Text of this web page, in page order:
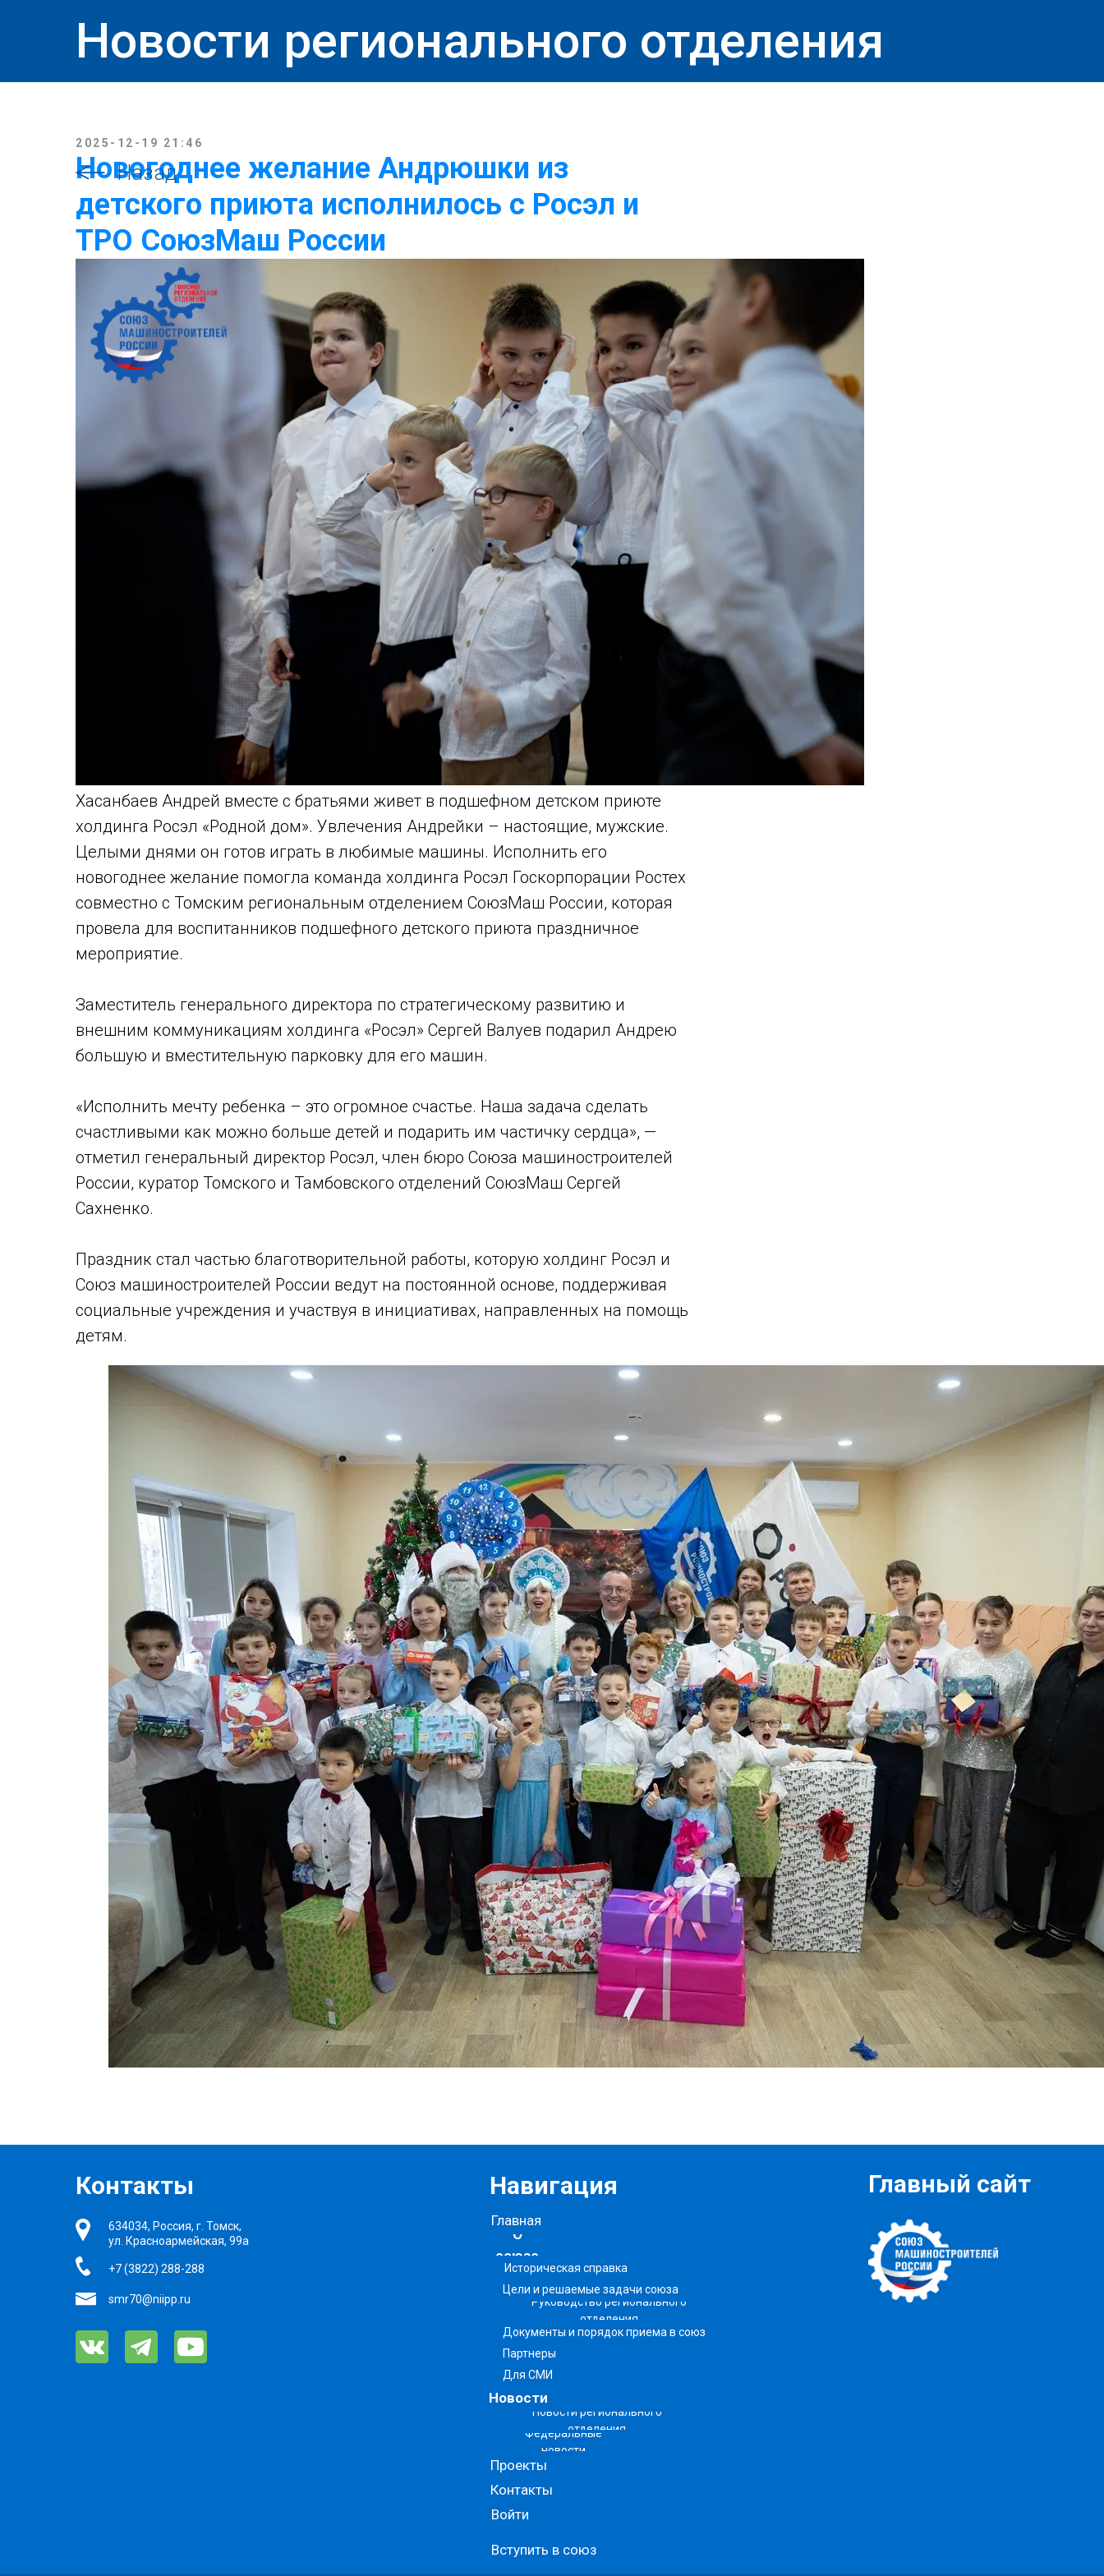
Новости регионального отделения
Назад
2025-12-19 21:46
Новогоднее желание Андрюшки из
детского приюта исполнилось с Росэл и
ТРО СоюзМаш России
Хасанбаев Андрей вместе с братьями живет в подшефном детском приюте
холдинга Росэл «Родной дом». Увлечения Андрейки – настоящие, мужские.
Целыми днями он готов играть в любимые машины. Исполнить его
новогоднее желание помогла команда холдинга Росэл Госкорпорации Ростех
совместно с Томским региональным отделением СоюзМаш России, которая
провела для воспитанников подшефного детского приюта праздничное
мероприятие.
Заместитель генерального директора по стратегическому развитию и
внешним коммуникациям холдинга «Росэл» Сергей Валуев подарил Андрею
большую и вместительную парковку для его машин.
«Исполнить мечту ребенка – это огромное счастье. Наша задача сделать
счастливыми как можно больше детей и подарить им частичку сердца», —
отметил генеральный директор Росэл, член бюро Союза машиностроителей
России, куратор Томского и Тамбовского отделений СоюзМаш Сергей
Сахненко.
Праздник стал частью благотворительной работы, которую холдинг Росэл и
Союз машиностроителей России ведут на постоянной основе, поддерживая
социальные учреждения и участвуя в инициативах, направленных на помощь
детям.
634034, Россия, г. Томск,
ул. Красноармейская, 99а
+7 (3822) 288-288
Главный сайт
smr70@niipp.ru
Контакты
О
союзе
Новости
Проекты
Контакты
Навигация
Главная
Войти
Вступить в союз
Историческая справка
Цели и решаемые задачи союза
Руководство регионального
отделения
Документы и порядок приема в союз
Партнеры
Для СМИ
Новости регионального
отделения
Федеральные
новости